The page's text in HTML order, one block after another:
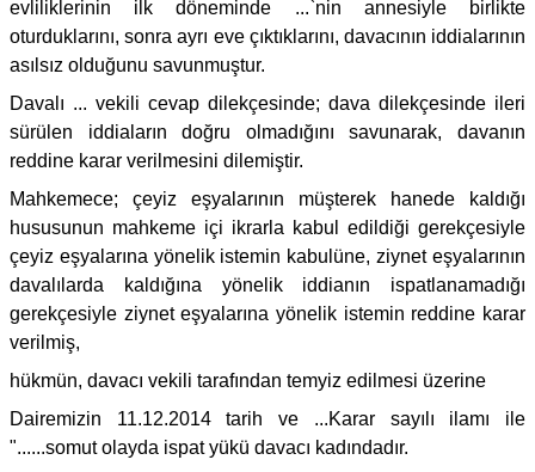
evliliklerinin ilk döneminde ...`nin annesiyle birlikte
oturduklarını, sonra ayrı eve çıktıklarını, davacının iddialarının
asılsız olduğunu savunmuştur.
Davalı ... vekili cevap dilekçesinde; dava dilekçesinde ileri
sürülen iddiaların doğru olmadığını savunarak, davanın
reddine karar verilmesini dilemiştir.
Mahkemece; çeyiz eşyalarının müşterek hanede kaldığı
hususunun mahkeme içi ikrarla kabul edildiği gerekçesiyle
çeyiz eşyalarına yönelik istemin kabulüne, ziynet eşyalarının
davalılarda kaldığına yönelik iddianın ispatlanamadığı
gerekçesiyle ziynet eşyalarına yönelik istemin reddine karar
verilmiş,
hükmün, davacı vekili tarafından temyiz edilmesi üzerine
Dairemizin 11.12.2014 tarih ve ...Karar sayılı ilamı ile
"......somut olayda ispat yükü davacı kadındadır.